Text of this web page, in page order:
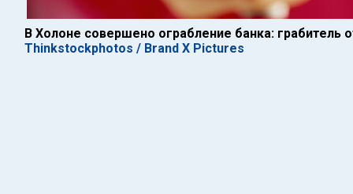
В Холоне совершено ограбление банка: грабитель
Thinkstockphotos / Brand X Pictures